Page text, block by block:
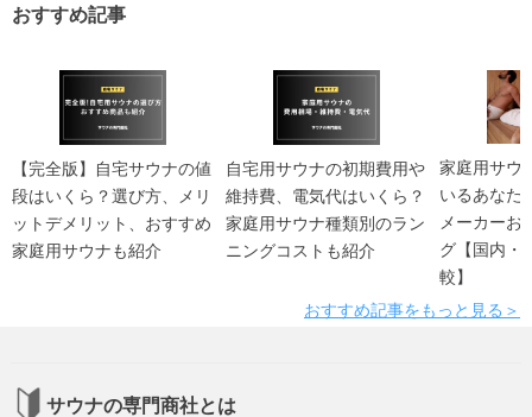
おすすめ記事
【完全版】自宅サウナの値
段はいくら？選び方、メリ
ットデメリット、おすすめ
家庭用サウナも紹介
自宅用サウナの初期費用や
維持費、電気代はいくら？
家庭用サウナ種類別のラン
ニングコストも紹介
家庭用サウ
いるあなた
メーカーお
グ【国内・
較】
おすすめ記事をもっと見る＞
サウナの専門商社とは